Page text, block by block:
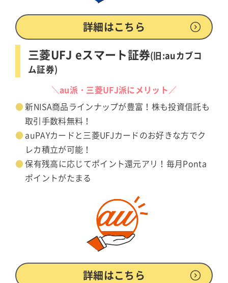
詳細はこちら
三菱UFJ eスマート証券(旧:auカブコ
ム証券)
＼au派・三菱UFJ派にメリット／
新NISA商品ラインナップが豊富！株も投資信託も
取引手数料無料！
auPAYカードと三菱UFJカードのお好きな方でク
レカ積立が可能！
保有残高に応じてポイント還元アリ！毎月Ponta
ポイントがたまる
詳細はこちら